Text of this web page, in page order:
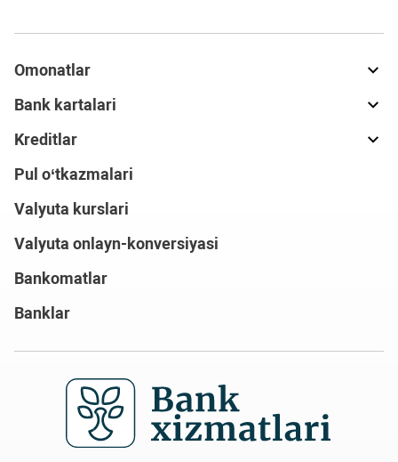
Omonatlar
Bank kartalari
Kreditlar
Pul o‘tkazmalari
Valyuta kurslari
Valyuta onlayn-konversiyasi
Bankomatlar
Banklar